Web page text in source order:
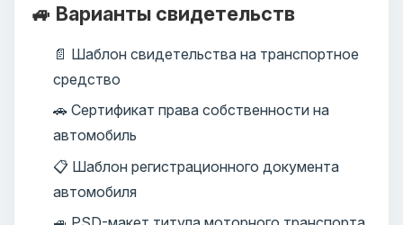
🚙 Варианты свидетельств
📄 Шаблон свидетельства на транспортное
средство
🚗 Сертификат права собственности на
автомобиль
📋 Шаблон регистрационного документа
автомобиля